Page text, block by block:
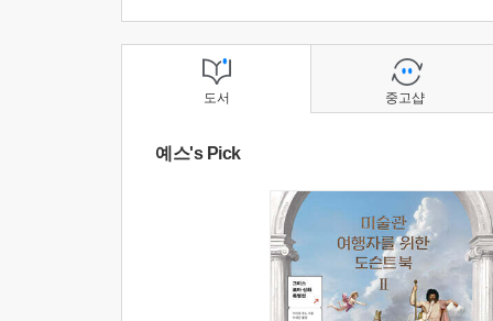
도서
예스's Pick
중고샵